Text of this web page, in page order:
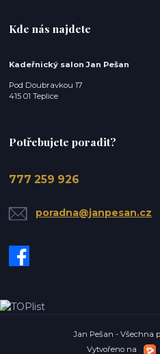
Kde nás najdete
Kadeřnický salon Jan Pešan
Pod Doubravkou 17
415 01 Teplice
Potřebujete poradit?
777 259 926
poradna@janpesan.cz
Jan Pešan - Všechna
Vytvořeno na